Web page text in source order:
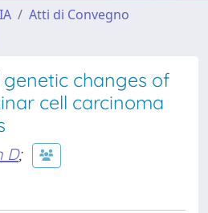
Atti di Convegno
changes of
cell carcinoma
D;